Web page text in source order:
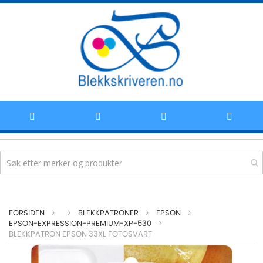
til
innhold
FORSIDEN BLEKKPATRONER
EPSON
EPSON-EXPRESSION-PREMIUM-XP-530
BLEKKPATRON EPSON 33XL FOTOSVART